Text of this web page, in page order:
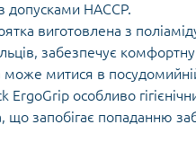
допусками HACCP.
виготовлена з
забезпечує
може митися в
ErgoGrip особливо
що запобігає попаданню